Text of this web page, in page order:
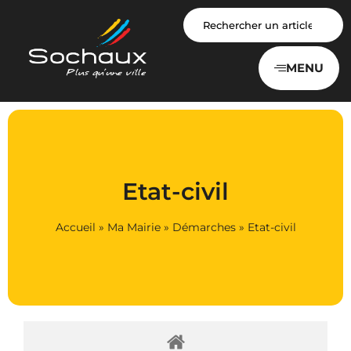
MENU
Etat-civil
Accueil » Ma Mairie» Démarches» Etat-civil
Panneau de gestion des cookies